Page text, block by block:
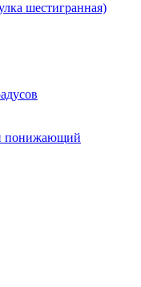
шестигранная)
понижающий